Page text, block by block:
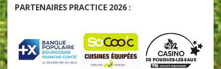
PARTENAIRES PRACTICE 2026 :